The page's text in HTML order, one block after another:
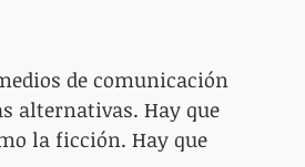
de comunicación
alternativas. Hay que
la ficción. Hay que